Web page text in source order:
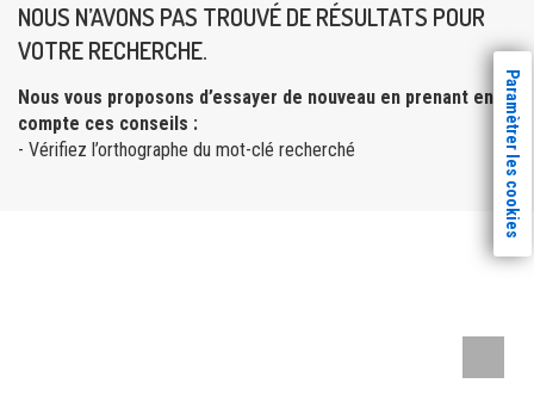
NOUS N’AVONS PAS TROUVÉ DE RÉSULTATS POUR
VOTRE RECHERCHE.
Nous vous proposons d’essayer de nouveau en prenant en
compte ces conseils :
- Vérifiez l’orthographe du mot-clé recherché
Paramètrer les cookies